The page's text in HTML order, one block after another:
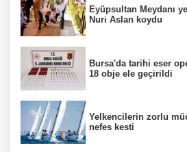
Eyüpsultan Meydanı
Nuri Aslan koydu
Bursa'da tarihi eser
18 obje ele geçirildi
Yelkencilerin zorlu
nefes kesti